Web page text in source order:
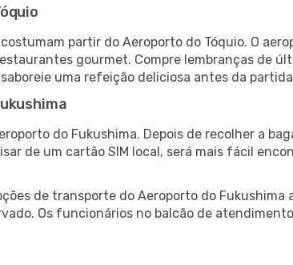
partir do Aeroporto do Tóquio. O
gourmet. Compre lembranças de
uma refeição deliciosa antes da
do Fukushima. Depois de recolher a
de um cartão SIM local, será mais fácil
de transporte do Aeroporto do
Os funcionários no balcão de